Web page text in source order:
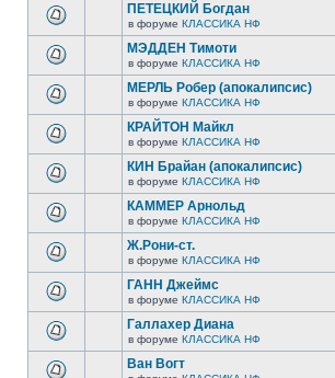
ПЕТЕЦКИЙ Богдан
в форуме КЛАССИКА НФ
МЭДДЕН Тимоти
в форуме КЛАССИКА НФ
МЕРЛЬ Робер (апокалипсис)
в форуме КЛАССИКА НФ
КРАЙТОН Майкл
в форуме КЛАССИКА НФ
КИН Брайан (апокалипсис)
в форуме КЛАССИКА НФ
КАММЕР Арнольд
в форуме КЛАССИКА НФ
Ж.Рони-ст.
в форуме КЛАССИКА НФ
ГАНН Джеймс
в форуме КЛАССИКА НФ
Галлахер Диана
в форуме КЛАССИКА НФ
Ван Вогт